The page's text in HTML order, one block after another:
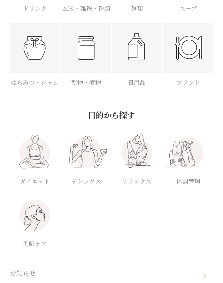
ドリンク 玄米・雑穀・粉類 麺類 スープ
はちみつ・ジャム 乾物・漬物 日用品 ブランド
目的から探す
ダイエット デトックス リラックス 体調管理
美肌ケア
お知らせ